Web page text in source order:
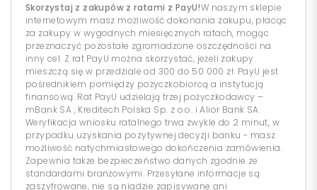
Skorzystaj z zakupów z ratami z PayU!W naszym sklepie
internetowym masz możliwość dokonania zakupu, płacąc
za zakupy w wygodnych miesięcznych ratach, mogąc
przeznaczyć pozostałe zgromadzone oszczędności na
inny cel. Z rat PayU można skorzystać, jeżeli zakupy
mieszczą się w przedziale od 300 do 50 000 zł. PayU jest
pośrednikiem pomiędzy pożyczkobiorcą a instytucją
finansową. Rat PayU udzielają trzej pożyczkodawcy –
mBank SA , Kreditech Polska Sp. z o.o. i Alior Bank SA.
Weryfikacja wniosku ratalnego trwa zwykle do 2 minut, w
przypadku uzyskania pozytywnej decyzji banku - masz
możliwość natychmiastowego dokończenia zamówienia.
Zapewnia także bezpieczeństwo danych zgodnie ze
standardami branżowymi. Przesyłane informacje są
zaszyfrowane, nie są nigdzie zapisywane ani